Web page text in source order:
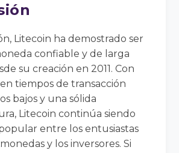
Litecoin ha demostrado ser
confiable y de larga
su creación en 2011. Con
tiempos de transacción
bajos y una sólida
Litecoin continúa siendo
entre los entusiastas
y los inversores. Si